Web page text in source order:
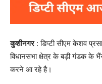
कुशीनगर: डिप्टी सीएम केशव
विधानसभा क्षेत्र के बड़ी गंडक के
करने आ रहे है।